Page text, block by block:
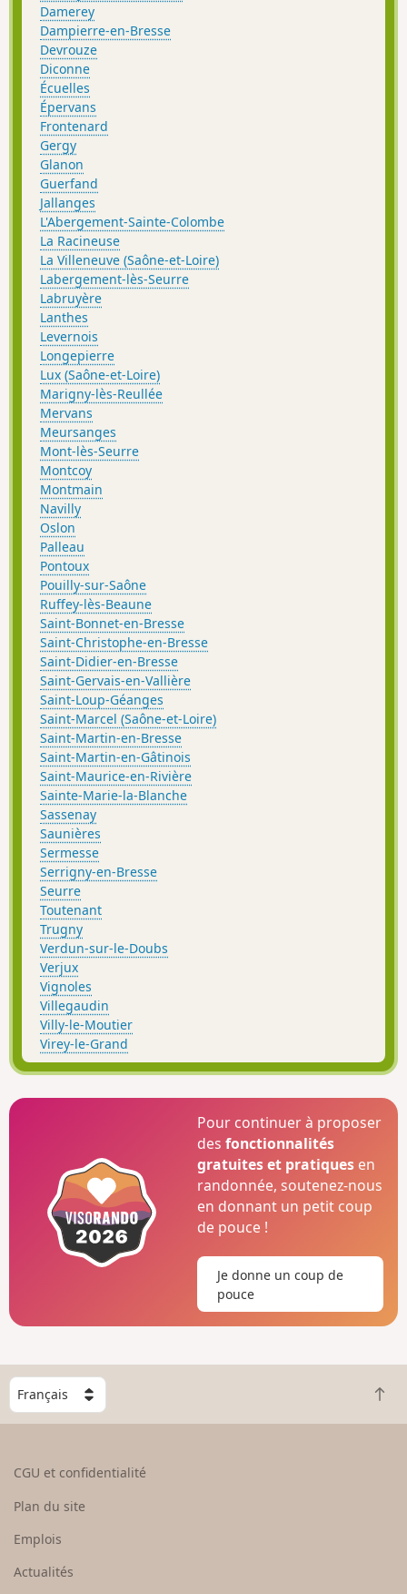
Damerey
Dampierre-en-Bresse
Devrouze
Diconne
Écuelles
Épervans
Frontenard
Gergy
Glanon
Guerfand
Jallanges
L'Abergement-Sainte-Colombe
La Racineuse
La Villeneuve (Saône-et-Loire)
Labergement-lès-Seurre
Labruyère
Lanthes
Levernois
Longepierre
Lux (Saône-et-Loire)
Marigny-lès-Reullée
Mervans
Meursanges
Mont-lès-Seurre
Montcoy
Montmain
Navilly
Oslon
Palleau
Pontoux
Pouilly-sur-Saône
Ruffey-lès-Beaune
Saint-Bonnet-en-Bresse
Saint-Christophe-en-Bresse
Saint-Didier-en-Bresse
Saint-Gervais-en-Vallière
Saint-Loup-Géanges
Saint-Marcel (Saône-et-Loire)
Saint-Martin-en-Bresse
Saint-Martin-en-Gâtinois
Saint-Maurice-en-Rivière
Sainte-Marie-la-Blanche
Sassenay
Saunières
Sermesse
Serrigny-en-Bresse
Seurre
Toutenant
Trugny
Verdun-sur-le-Doubs
Verjux
Vignoles
Villegaudin
Villy-le-Moutier
Virey-le-Grand
Pour continuer à proposer
desfonctionnalités
gratuites et pratiques en
randonnée, soutenez-nous
en donnant un petit coup
de pouce !
Je donne un coup de
pouce
C
o
e
u
R
e
CGU et confidentialité
Plan du site
Emplois
Actualités